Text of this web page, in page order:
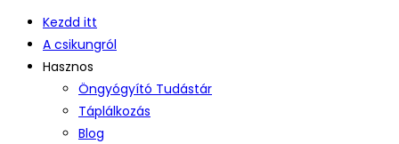
Kezdd itt
A csikungról
Hasznos
Öngyógyító Tudástár
Táplálkozás
Blog